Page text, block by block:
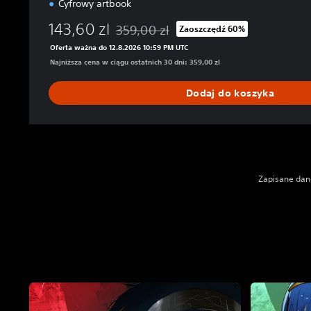
Cyfrowy artbook
143,60 zl Zastosowano zniżkę z oryginalnej ceny
359,00 zl Zaoszczędź 60%
Oferta ważna do 12.8.2026 10:59 PM UTC
Najniższa cena w ciągu ostatnich 30 dni: 359,00 zl
Dodaj do koszyka
Zapisane